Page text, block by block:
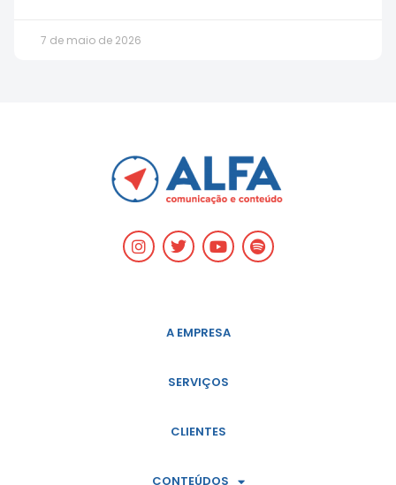
7 de maio de 2026
A EMPRESA
SERVIÇOS
CLIENTES
CONTEÚDOS